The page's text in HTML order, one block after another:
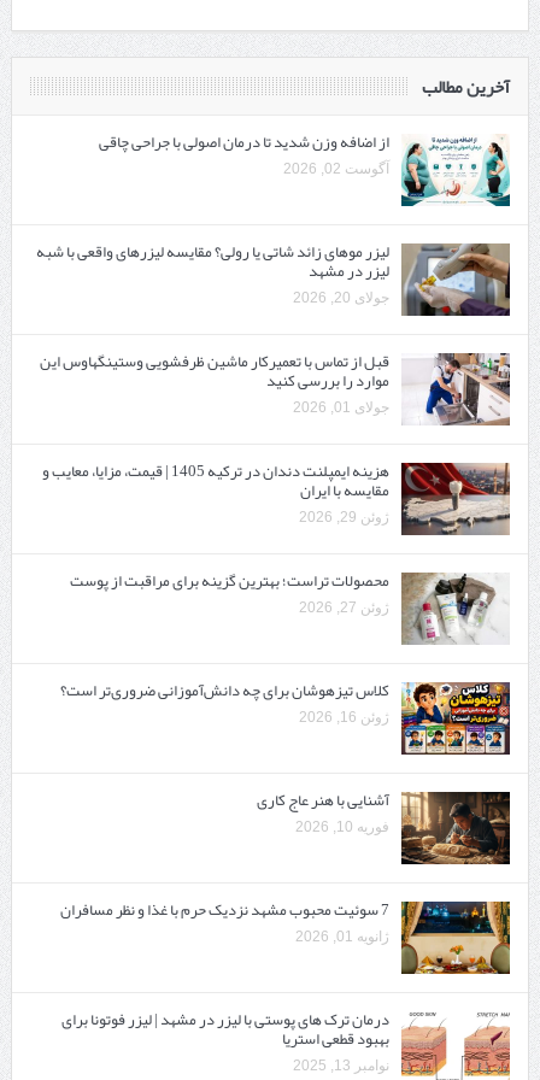
آخرین مطالب
از اضافه وزن شدید تا درمان اصولی با جراحی چاقی
آگوست 02, 2026
لیزر موهای زائد شاتی یا رولی؟ مقایسه لیزرهای واقعی با شبه‌
لیزر در مشهد
جولای 20, 2026
قبل از تماس با تعمیرکار ماشین ظرفشویی وستینگهاوس این
موارد را بررسی کنید
جولای 01, 2026
هزینه ایمپلنت دندان در ترکیه 1405 | قیمت، مزایا، معایب و
مقایسه با ایران
ژوئن 29, 2026
محصولات تراست؛ بهترین گزینه برای مراقبت از پوست
ژوئن 27, 2026
کلاس تیزهوشان برای چه دانش‌آموزانی ضروری‌تر است؟
ژوئن 16, 2026
آشنایی با هنر عاج کاری
فوریه 10, 2026
7 سوئیت محبوب مشهد نزدیک حرم با غذا و نظر مسافران
ژانویه 01, 2026
درمان ترک های پوستی با لیزر در مشهد | لیزر فوتونا برای
بهبود قطعی استریا
نوامبر 13, 2025